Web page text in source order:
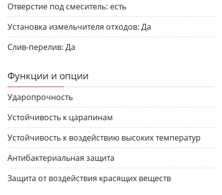
Отверстие под смеситель: есть
Установка измельчителя отходов: Да
Слив-перелив: Да
Функции и опции
Ударопрочность
Устойчивость к царапинам
Устойчивость к воздействию высоких температур
Антибактериальная защита
Защита от воздействия красящих веществ